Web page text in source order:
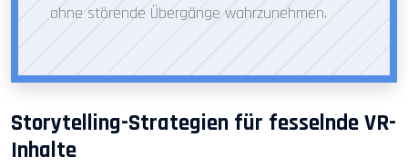
ohne störende Übergänge wahrzunehmen.
Storytelling-Strategien für fesselnde VR-
Inhalte